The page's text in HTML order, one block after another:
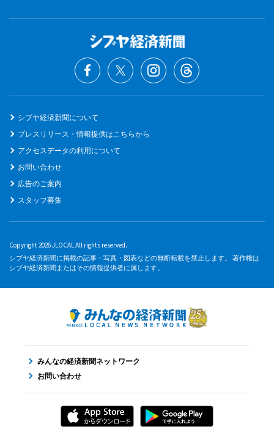
シブヤ経済新聞について
プレスリリース・情報提供はこちらから
アクセスデータの利用について
お問い合わせ
広告のご案内
スタッフ募集
Copyright 2026 JLOCAL All rights reserved.
シブヤ経済新聞に掲載の記事・写真・図表などの無断転載を禁止します。 著作権は
シブヤ経済新聞またはその情報提供者に属します。
みんなの経済新聞ネットワーク
お問い合わせ